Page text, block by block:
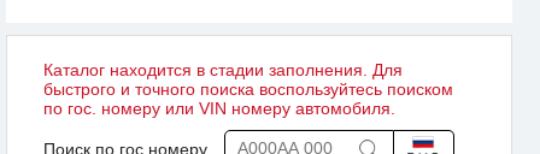
Каталог находится в стадии заполнения. Для
быстрого и точного поиска воспользуйтесь поиском
по гос. номеру или VIN номеру автомобиля.
Поиск по гос.номеру